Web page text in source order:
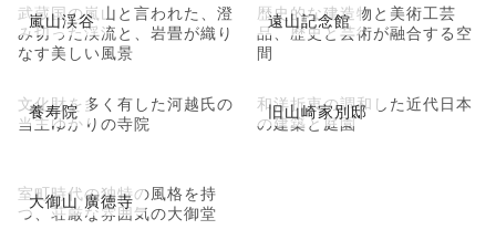
嵐山渓谷
武蔵国の嵐山と言われた、澄
み切った渓流と、岩畳が織り
なす美しい風景
遠山記念館
歴史的な建造物と美術工芸
品、歴史と芸術が融合する空
間
養寿院
文化財を多く有した河越氏の
当主ゆかりの寺院
旧山崎家別邸
和洋折衷の調和した近代日本
の建築と庭園
大御山 廣徳寺
室町時代の独特の風格を持
つ、荘厳な雰囲気の大御堂